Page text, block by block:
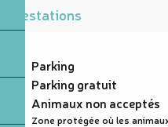
Prestations
Parking
Parking gratuit
Animaux non acceptés
Zone protégée où les